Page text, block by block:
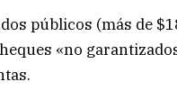
públicos (más de
«no